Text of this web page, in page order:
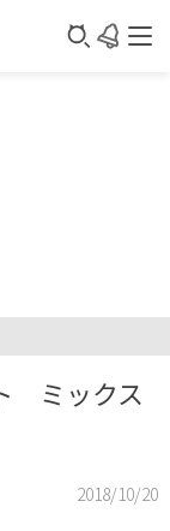
ミックス
2018/10/20